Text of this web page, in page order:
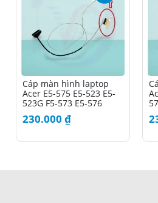
Cáp màn hình laptop
Acer E5-575 E5-523 E5-
523G F5-573 E5-576
230.000 ₫